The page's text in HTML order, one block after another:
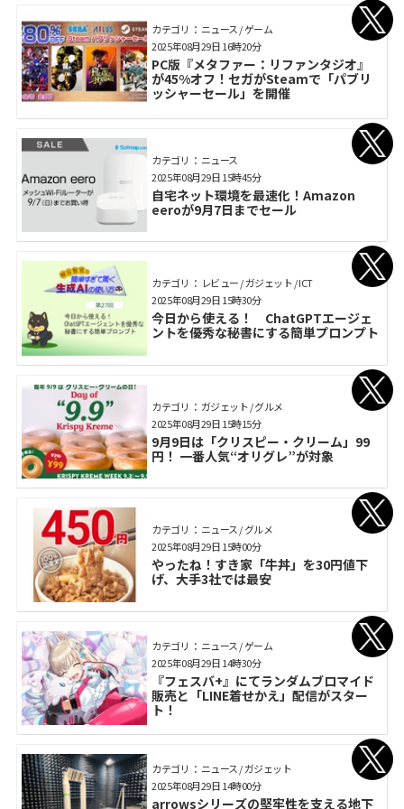
カテゴリ： ニュース / ゲーム
PC版『メタファー：リファンタジオ』
が45%オフ！セガがSteamで「パブリ
ッシャーセール」を開催
2025年08月29日 16時20分
カテゴリ： ニュース
自宅ネット環境を最速化！Amazon
eeroが9月7日までセール
2025年08月29日 15時45分
カテゴリ： レビュー / ガジェット / ICT
今日から使える！ ChatGPTエージェ
ントを優秀な秘書にする簡単プロンプト
2025年08月29日 15時30分
カテゴリ： ガジェット / グルメ
9月9日は「クリスピー・クリーム」99
円！ 一番人気“オリグレ”が対象
2025年08月29日 15時15分
カテゴリ： ニュース / グルメ
やったね！すき家「牛丼」を30円値下
げ、大手3社では最安
2025年08月29日 15時00分
カテゴリ： ニュース / ゲーム
『フェスバ+』にてランダムブロマイド
販売と「LINE着せかえ」配信がスター
ト！
2025年08月29日 14時30分
カテゴリ： ニュース / ガジェット
arrowsシリーズの堅牢性を支える地下
2025年08月29日 14時00分